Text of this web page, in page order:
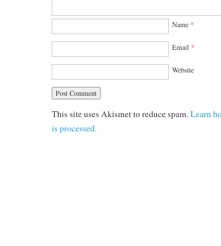
Name *
Email *
Website
This site uses Akismet to reduce spam. Learn
is processed.